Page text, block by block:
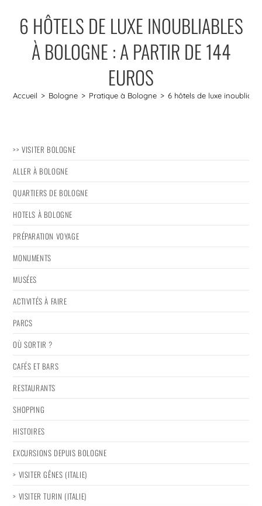
6 HÔTELS DE LUXE INOUBLIABLES
À BOLOGNE : A PARTIR DE 144
EUROS
Accueil > Bologne > Pratique à Bologne > 6 hôtels de luxe
>> VISITER BOLOGNE
ALLER À BOLOGNE
QUARTIERS DE BOLOGNE
HOTELS À BOLOGNE
PRÉPARATION VOYAGE
MONUMENTS
MUSÉES
ACTIVITÉS À FAIRE
PARCS
OÙ SORTIR ?
CAFÉS ET BARS
RESTAURANTS
SHOPPING
HISTOIRES
EXCURSIONS DEPUIS BOLOGNE
> VISITER GÊNES (ITALIE)
> VISITER TURIN (ITALIE)